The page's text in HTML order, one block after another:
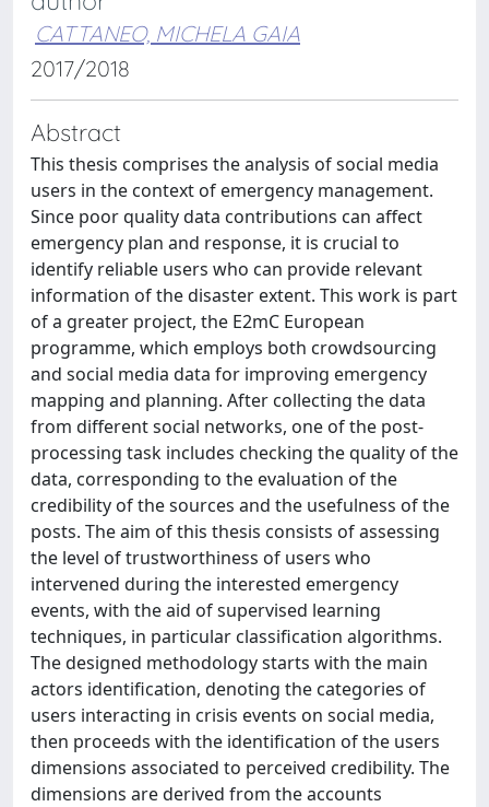
CATTANEO, MICHELA GAIA
2017/2018
Abstract
This thesis comprises the analysis of social media
users in the context of emergency management.
Since poor quality data contributions can affect
emergency plan and response, it is crucial to
identify reliable users who can provide relevant
information of the disaster extent. This work is part
of a greater project, the E2mC European
programme, which employs both crowdsourcing
and social media data for improving emergency
mapping and planning. After collecting the data
from different social networks, one of the post-
processing task includes checking the quality of the
data, corresponding to the evaluation of the
credibility of the sources and the usefulness of the
posts. The aim of this thesis consists of assessing
the level of trustworthiness of users who
intervened during the interested emergency
events, with the aid of supervised learning
techniques, in particular classification algorithms.
The designed methodology starts with the main
actors identification, denoting the categories of
users interacting in crisis events on social media,
then proceeds with the identification of the users
dimensions associated to perceived credibility. The
dimensions are derived from the accounts